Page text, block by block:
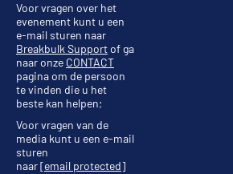
Voor vragen over het
evenement kunt u een
e-mail sturen naar
Breakbulk Supportof ga
naar onze CONTACT
pagina om de persoon
te vinden die u het
beste kan helpen;
Voor vragen van de
media kunt u een e-mail
sturen
naar[email protected]